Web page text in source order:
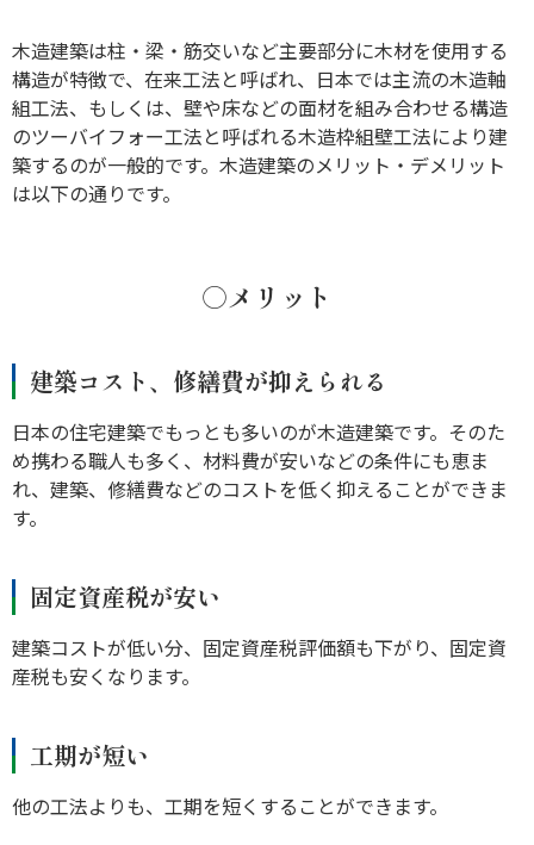
木造建築は柱・梁・筋交いなど主要部分に木材を使用する
構造が特徴で、在来工法と呼ばれ、日本では主流の木造軸
組工法、もしくは、壁や床などの面材を組み合わせる構造
のツーバイフォー工法と呼ばれる木造枠組壁工法により建
築するのが一般的です。木造建築のメリット・デメリット
は以下の通りです。
○メリット
建築コスト、修繕費が抑えられる
日本の住宅建築でもっとも多いのが木造建築です。そのた
め携わる職人も多く、材料費が安いなどの条件にも恵ま
れ、建築、修繕費などのコストを低く抑えることができま
す。
固定資産税が安い
建築コストが低い分、固定資産税評価額も下がり、固定資
産税も安くなります。
工期が短い
他の工法よりも、工期を短くすることができます。